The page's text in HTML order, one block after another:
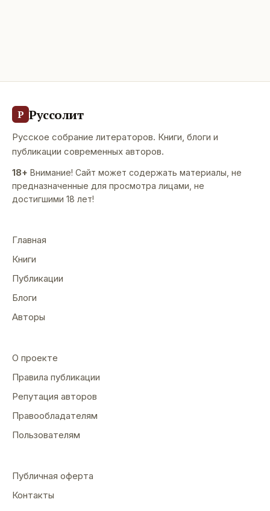
Р Руссолит
Русское собрание литераторов. Книги, блоги и
публикации современных авторов.
18+ Внимание! Сайт может содержать материалы, не
предназначенные для просмотра лицами, не
достигшими 18 лет!
Главная
Книги
Публикации
Блоги
Авторы
О проекте
Правила публикации
Репутация авторов
Правообладателям
Пользователям
Публичная оферта
Контакты